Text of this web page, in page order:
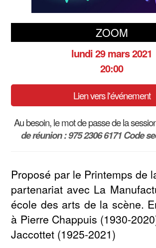
ZOOM
lundi 29 mars 2021
20:00
Lien vers l'événement
Au besoin, le mot de passe de la
de réunion : 975 2306 6171 Code
Proposé par le Printemps de
partenariat avec La
école des arts de la scène.
à Pierre Chappuis (1930-
Jaccottet (1925-2021)